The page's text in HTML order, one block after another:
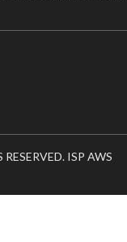
ISP AWS